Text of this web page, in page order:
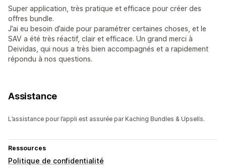
Super application, très pratique et efficace pour créer des
offres bundle.
J’ai eu besoin d’aide pour paramétrer certaines choses, et le
SAV a été très réactif, clair et efficace. Un grand merci à
Deividas, qui nous a très bien accompagnés et a rapidement
répondu à nos questions.
Assistance
L’assistance pour l’appli est assurée par Kaching Bundles & Upsells.
Ressources
Politique de confidentialité